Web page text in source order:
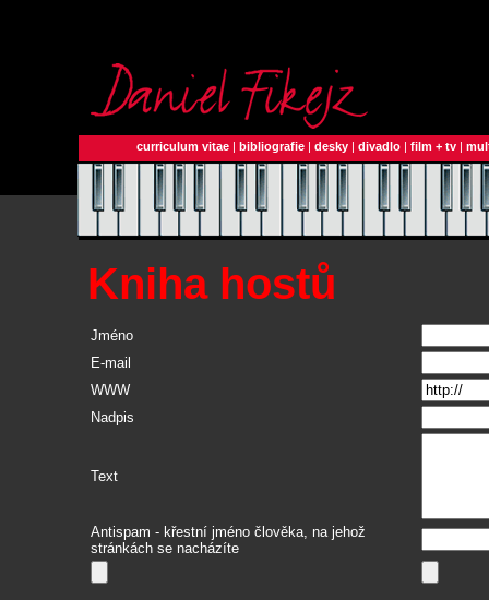
curriculum vitae | bibliografie | desky | divadlo | film + tv |
Kniha hostů
Jméno
E-mail
WWW
Nadpis
Text
Antispam - křestní jméno člověka, na jehož
stránkách se nacházíte